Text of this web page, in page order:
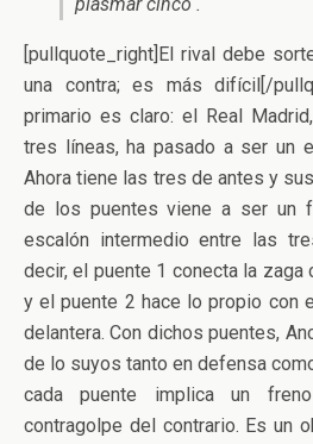
[pullquote_right]El rival debe
una contra; es más difícil[/
primario es claro: el Real
tres líneas, ha pasado a ser un
Ahora tiene las tres de antes y
de los puentes viene a ser un
escalón intermedio entre las
decir, el puente 1 conecta la zaga
y el puente 2 hace lo propio con
delantera. Con dichos puentes,
de lo suyos tanto en defensa
cada puente implica un
contragolpe del contrario. Es un